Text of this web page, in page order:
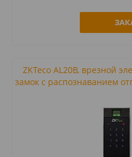
ZKTeco AL20B, врезной
замок с распознаванием